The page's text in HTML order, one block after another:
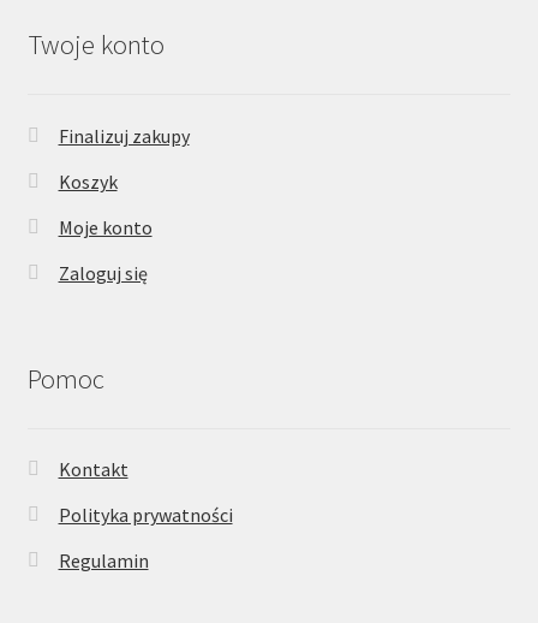
Twoje konto
Finalizuj zakupy
Koszyk
Moje konto
Zaloguj się
Pomoc
Kontakt
Polityka prywatności
Regulamin